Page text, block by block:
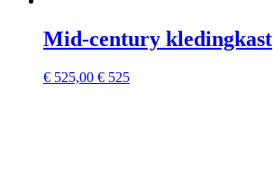
Mid-century kledingkast
€ 525,00 € 525